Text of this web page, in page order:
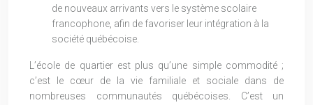
de nouveaux arrivants vers le système scolaire
francophone, afin de favoriser leur intégration à la
société québécoise.
L’école de quartier est plus qu’une simple commodité ;
c’est le cœur de la vie familiale et sociale dans de
nombreuses communautés québécoises. C’est un